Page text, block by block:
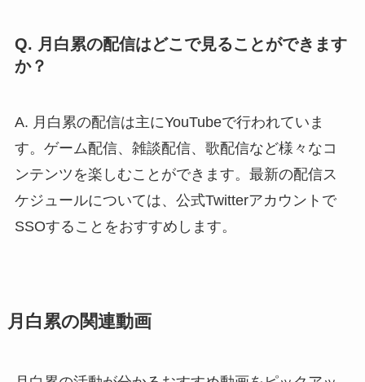
Q. 月白累の配信はどこで見ることができます
か？
A. 月白累の配信は主にYouTubeで行われていま
す。ゲーム配信、雑談配信、歌配信など様々なコ
ンテンツを楽しむことができます。最新の配信ス
ケジュールについては、公式Twitterアカウントで
SSOすることをおすすめします。
月白累の関連動画